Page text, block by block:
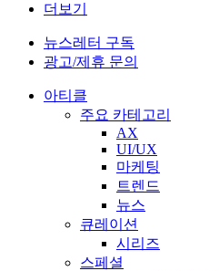
더보기
뉴스레터 구독
광고/제휴 문의
아티클
주요 카테고리
AX
UI/UX
마케팅
트렌드
뉴스
큐레이션
시리즈
스페셜